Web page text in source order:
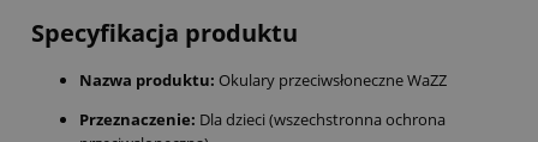
Specyfikacja produktu
Nazwa produktu: Okulary przeciwsłoneczne WaZZ
Przeznaczenie: Dla dzieci (wszechstronna ochrona